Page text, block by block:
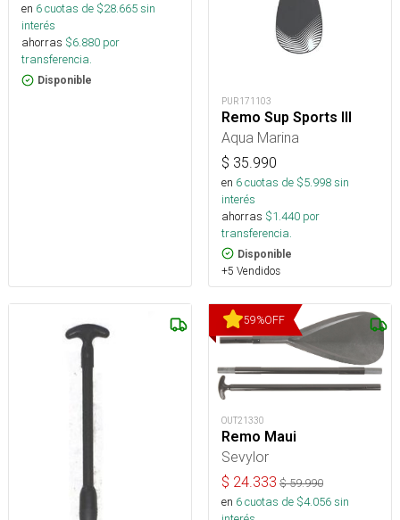
en 6cuotas de $28.665sin
interés
ahorras $6.880 por
transferencia.
Disponible
PUR171103
Remo Sup Sports III
Aqua Marina
$ 35.990
en 6cuotas de $5.998sin
interés
ahorras $1.440 por
transferencia.
Disponible
+5 Vendidos
59%OFF
OUT21330
Remo Maui
Sevylor
$ 24.333 $59.990
en 6cuotas de $4.056sin